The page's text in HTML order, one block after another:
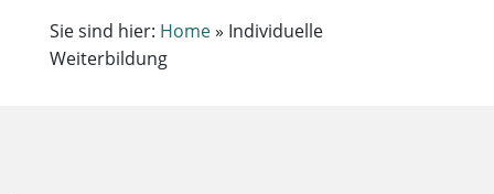
Sie sind hier: Home» Individuelle
Weiterbildung